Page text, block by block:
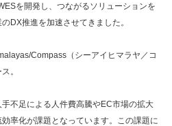
を開発し、つながるソリューションを
DX推進を加速させてきました。
Compass（シーアイヒマラヤ／コ
。
不足による人件費高騰やEC市場の拡大
率化が課題となっています。この課題に